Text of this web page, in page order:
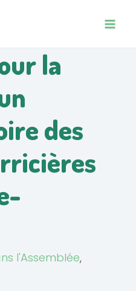
MAIN
la
des
l'Assemblée,